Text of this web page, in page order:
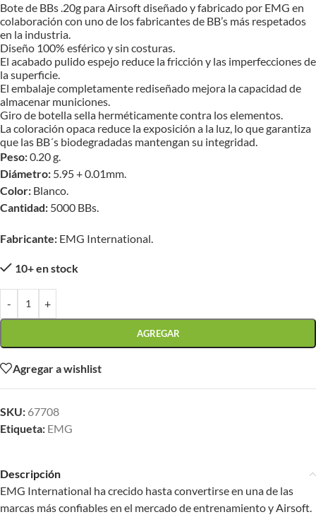
Bote de BBs .20g para Airsoft diseñado y fabricado por EMG en
colaboración con uno de los fabricantes de BB’s más respetados
en la industria.
Diseño 100% esférico y sin costuras.
El acabado pulido espejo reduce la fricción y las imperfecciones de
la superficie.
El embalaje completamente rediseñado mejora la capacidad de
almacenar municiones.
Giro de botella sella herméticamente contra los elementos.
La coloración opaca reduce la exposición a la luz, lo que garantiza
que las BB´s biodegradadas mantengan su integridad.
Peso:0.20 g.
Diámetro: 5.95 + 0.01mm.
Color: Blanco.
Cantidad: 5000 BBs.
Fabricante: EMG International.
10+ en stock
- +
AGREGAR
Agregar a wishlist
SKU: 67708
Etiqueta: EMG
Descripción
EMG International ha crecido hasta convertirse en una de las
marcas más confiables en el mercado de entrenamiento y Airsoft.